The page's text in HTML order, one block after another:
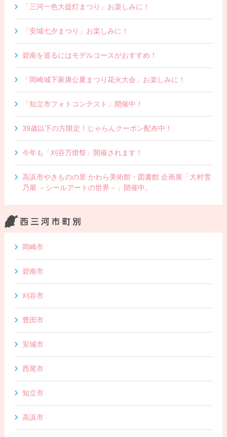
「三河一色大提灯まつり」お楽しみに！
「安城七夕まつり」お楽しみに！
碧南を巡るにはモデルコースがおすすめ！
「岡崎城下家康公夏まつり花火大会」お楽しみに！
「知立市フォトコンテスト」開催中！
39歳以下の方限定！じゃらんクーポン配布中！
今年も「刈谷万燈祭」開催されます！
高浜市やきものの里 かわら美術館・図書館 企画展「大村雪
乃展 －シールアートの世界－」開催中。
岡崎市
碧南市
刈谷市
豊田市
安城市
西尾市
知立市
高浜市